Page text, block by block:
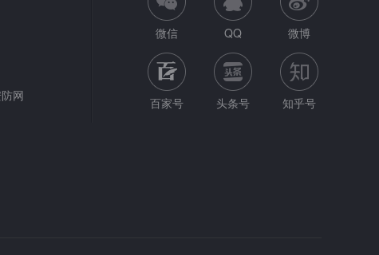
网
微信 QQ 微博
百家号 头条号 知乎号